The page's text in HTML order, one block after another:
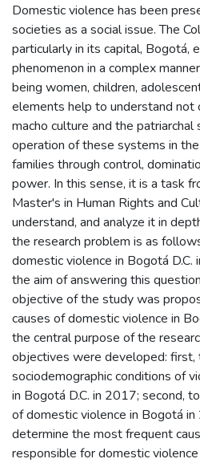
Domestic violence has been
societies as a social issue. The
particularly in its capital, Bogotá,
phenomenon in a complex
being women, children,
elements help to understand not
macho culture and the
operation of these systems in
families through control,
power. In this sense, it is a task
Master's in Human Rights and
understand, and analyze it in
the research problem is as
domestic violence in Bogotá
the aim of answering this
objective of the study was
causes of domestic violence in
the central purpose of the
objectives were developed: first,
sociodemographic conditions of
in Bogotá D.C. in 2017; second,
of domestic violence in Bogotá
determine the most frequent
responsible for domestic